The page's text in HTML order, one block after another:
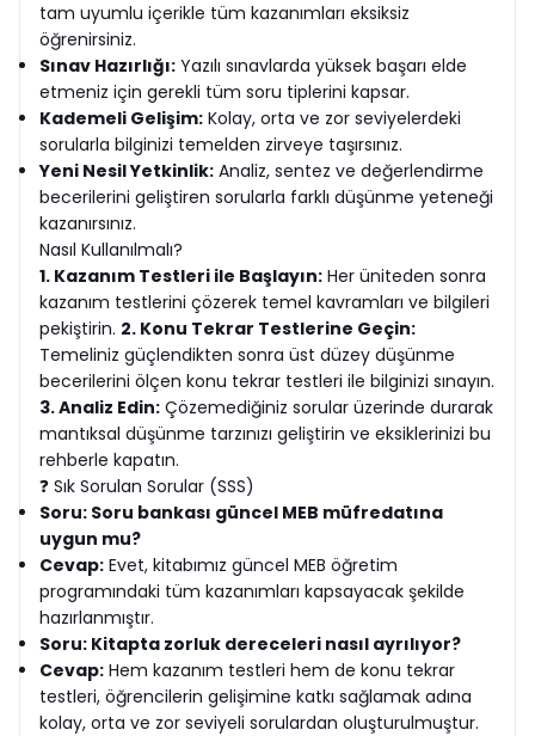
tam uyumlu içerikle tüm kazanımları eksiksiz
öğrenirsiniz.
Sınav Hazırlığı: Yazılı sınavlarda yüksek başarı elde
etmeniz için gerekli tüm soru tiplerini kapsar.
Kademeli Gelişim: Kolay, orta ve zor seviyelerdeki
sorularla bilginizi temelden zirveye taşırsınız.
Yeni Nesil Yetkinlik: Analiz, sentez ve değerlendirme
becerilerini geliştiren sorularla farklı düşünme yeteneği
kazanırsınız.
Nasıl Kullanılmalı?
1. Kazanım Testleri ile Başlayın: Her üniteden sonra
kazanım testlerini çözerek temel kavramları ve bilgileri
pekiştirin. 2. Konu Tekrar Testlerine Geçin:
Temeliniz güçlendikten sonra üst düzey düşünme
becerilerini ölçen konu tekrar testleri ile bilginizi sınayın.
3. Analiz Edin: Çözemediğiniz sorular üzerinde durarak
mantıksal düşünme tarzınızı geliştirin ve eksiklerinizi bu
rehberle kapatın.
❓ Sık Sorulan Sorular (SSS)
Soru: Soru bankası güncel MEB müfredatına
uygun mu?
Cevap: Evet, kitabımız güncel MEB öğretim
programındaki tüm kazanımları kapsayacak şekilde
hazırlanmıştır.
Soru: Kitapta zorluk dereceleri nasıl ayrılıyor?
Cevap: Hem kazanım testleri hem de konu tekrar
testleri, öğrencilerin gelişimine katkı sağlamak adına
kolay, orta ve zor seviyeli sorulardan oluşturulmuştur.